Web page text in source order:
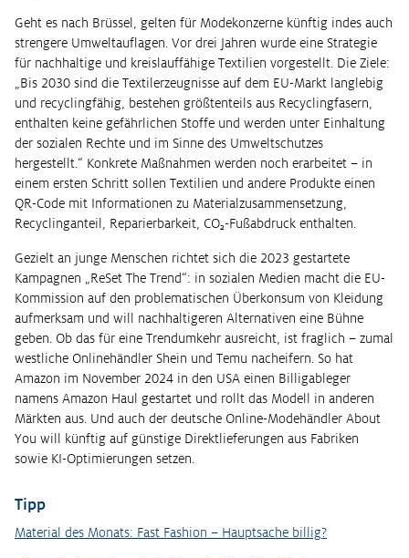
Geht es nach Brüssel, gelten für Modekonzerne künftig indes auch
strengere Umweltauflagen. Vor drei Jahren wurde eine Strategie
für nachhaltige und kreislauffähige Textilien vorgestellt. Die Ziele:
„Bis 2030 sind die Textilerzeugnisse auf dem EU-Markt langlebig
und recyclingfähig, bestehen größtenteils aus Recyclingfasern,
enthalten keine gefährlichen Stoffe und werden unter Einhaltung
der sozialen Rechte und im Sinne des Umweltschutzes
hergestellt.“ Konkrete Maßnahmen werden noch erarbeitet – in
einem ersten Schritt sollen Textilien und andere Produkte einen
QR-Code mit Informationen zu Materialzusammensetzung,
Recyclinganteil, Reparierbarkeit, CO₂-Fußabdruck enthalten.
Gezielt an junge Menschen richtet sich die 2023 gestartete
Kampagnen „ReSet The Trend“: in sozialen Medien macht die EU-
Kommission auf den problematischen Überkonsum von Kleidung
aufmerksam und will nachhaltigeren Alternativen eine Bühne
geben. Ob das für eine Trendumkehr ausreicht, ist fraglich – zumal
westliche Onlinehändler Shein und Temu nacheifern. So hat
Amazon im November 2024 in den USA einen Billigableger
namens Amazon Haul gestartet und rollt das Modell in anderen
Märkten aus. Und auch der deutsche Online-Modehändler About
You will künftig auf günstige Direktlieferungen aus Fabriken
sowie KI-Optimierungen setzen.
Tipp
Material des Monats: Fast Fashion – Hauptsache billig?